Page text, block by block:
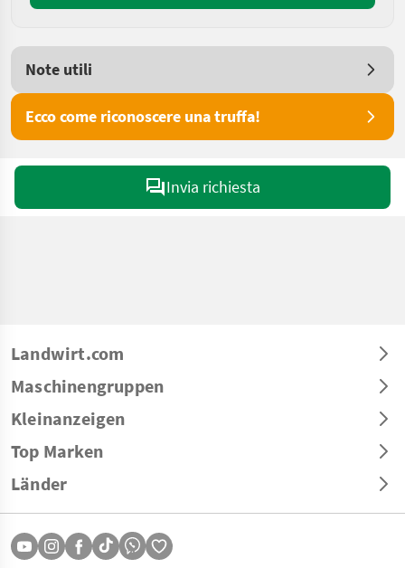
Note utili
Ecco come riconoscere una truffa!
Invia richiesta
Landwirt.com
Maschinengruppen
Kleinanzeigen
Top Marken
Länder